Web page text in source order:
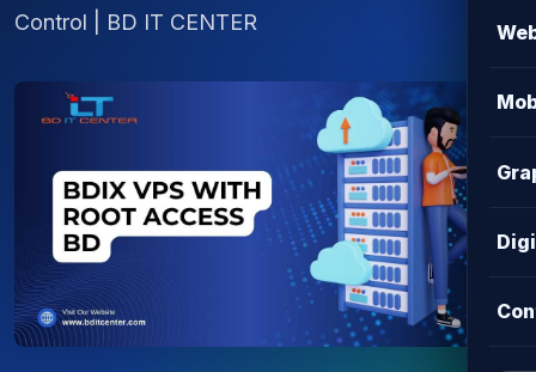
Control | BD IT CENTER